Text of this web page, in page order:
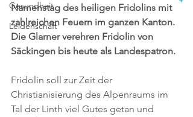
Gesundheit
Leidenschaft
Namenstag des heiligen Fridolins mit
zahlreichen Feuern im ganzen Kanton.
Die Glarner verehren Fridolin von
Säckingen bis heute als Landespatron.
Fridolin soll zur Zeit der
Christianisierung des Alpenraums im
Tal der Linth viel Gutes getan und